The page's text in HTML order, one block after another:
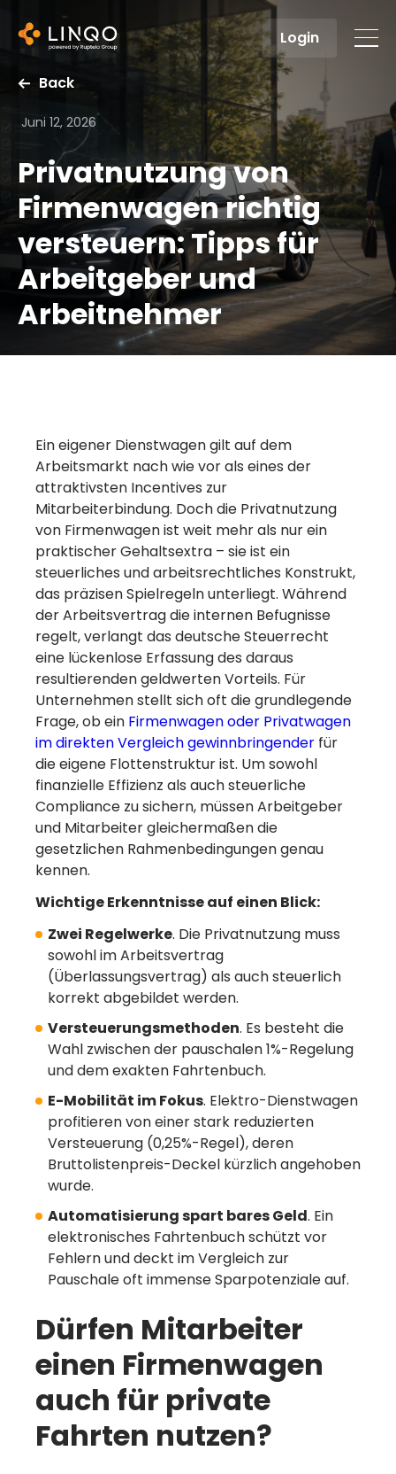
Login
Back
Juni 12, 2026
Privatnutzung von
Firmenwagen richtig
versteuern: Tipps für
Arbeitgeber und
Arbeitnehmer
Ein eigener Dienstwagen gilt auf dem
Arbeitsmarkt nach wie vor als eines der
attraktivsten Incentives zur
Mitarbeiterbindung. Doch die Privatnutzung
von Firmenwagen ist weit mehr als nur ein
praktischer Gehaltsextra – sie ist ein
steuerliches und arbeitsrechtliches Konstrukt,
das präzisen Spielregeln unterliegt. Während
der Arbeitsvertrag die internen Befugnisse
regelt, verlangt das deutsche Steuerrecht
eine lückenlose Erfassung des daraus
resultierenden geldwerten Vorteils. Für
Unternehmen stellt sich oft die grundlegende
Frage, ob ein Firmenwagen oder Privatwagen
im direkten Vergleich gewinnbringender für
die eigene Flottenstruktur ist. Um sowohl
finanzielle Effizienz als auch steuerliche
Compliance zu sichern, müssen Arbeitgeber
und Mitarbeiter gleichermaßen die
gesetzlichen Rahmenbedingungen genau
kennen.
Wichtige Erkenntnisse auf einen Blick:
Zwei Regelwerke. Die Privatnutzung muss
sowohl im Arbeitsvertrag
(Überlassungsvertrag) als auch steuerlich
korrekt abgebildet werden.
Versteuerungsmethoden. Es besteht die
Wahl zwischen der pauschalen 1%-Regelung
und dem exakten Fahrtenbuch.
E-Mobilität im Fokus. Elektro-Dienstwagen
profitieren von einer stark reduzierten
Versteuerung (0,25%-Regel), deren
Bruttolistenpreis-Deckel kürzlich angehoben
wurde.
Automatisierung spart bares Geld. Ein
elektronisches Fahrtenbuch schützt vor
Fehlern und deckt im Vergleich zur
Pauschale oft immense Sparpotenziale auf.
Dürfen Mitarbeiter
einen Firmenwagen
auch für private
Fahrten nutzen?